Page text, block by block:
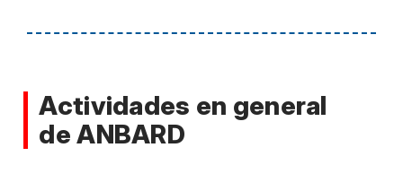
Actividades en general
de ANBARD